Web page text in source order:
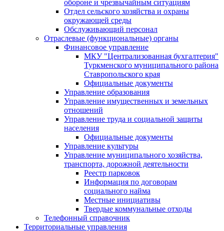
оборонe и чрезвычайным ситуациям
Отдел сельского хозяйства и охраны
окружающей среды
Обслуживающий персонал
Отраслевые (функциональные) органы
Финансовое управление
МКУ "Централизованная бухгалтерия"
Туркменского муниципального района
Ставропольского края
Официальные документы
Управление образования
Управление имущественных и земельных
отношений
Управление труда и социальной защиты
населения
Официальные документы
Управление культуры
Управление муниципального хозяйства,
транспорта, дорожной деятельности
Реестр парковок
Информация по договорам
социального найма
Местные инициативы
Твердые коммунальные отходы
Телефонный справочник
Территориальные управления